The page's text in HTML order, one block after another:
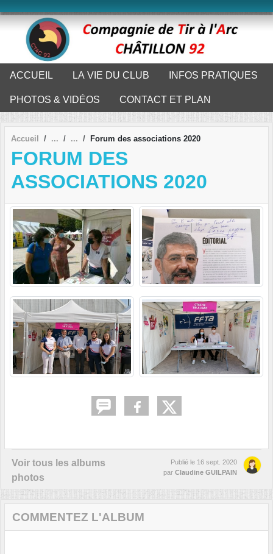
ACCUEIL LA VIE DU CLUB INFOS PRATIQUES
PHOTOS & VIDÉOS CONTACT ET PLAN
Accueil Forum des associations 2020
FORUM DES
ASSOCIATIONS 2020
Voir tous les albums
photos
Publié le 16 sept. 2020
par Claudine GUILPAIN
COMMENTEZ L'ALBUM